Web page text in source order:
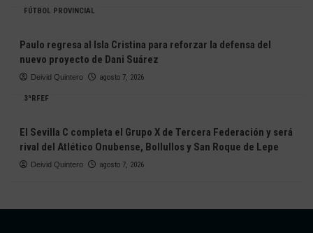
FÚTBOL PROVINCIAL
Paulo regresa al Isla Cristina para reforzar la defensa del
nuevo proyecto de Dani Suárez
Deivid Quintero agosto 7, 2026
3ªRFEF
El Sevilla C completa el Grupo X de Tercera Federación y será
rival del Atlético Onubense, Bollullos y San Roque de Lepe
Deivid Quintero agosto 7, 2026